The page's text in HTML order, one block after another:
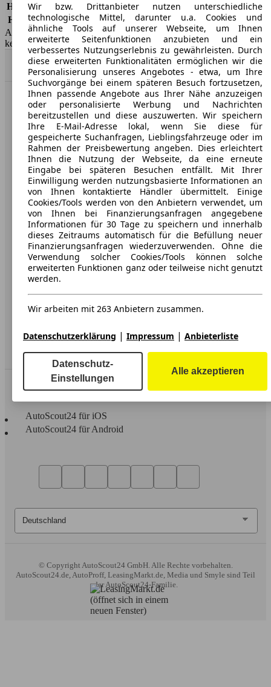
Haftpflicht
-
HSN/TSN 8566/ABA, 8566/AQV
AutoScout24 GmbH übernimmt für die Richtigkeit der Angaben
keine Gewähr.
Nach Oben
AutoScout24: Europaweit der größte Online-Automarkt.
Unternehmen
Über AutoScout24
Presse
Karriere
Werbung
AGB
Datenschutz
Erklärung zur Barrierefreiheit
Service
Händler
In Verbindung bleiben
AutoScout24 für iOS
AutoScout24 für Android
© Copyright AutoScout24 GmbH. Alle Rechte vorbehalten.
AutoScout24.de, AutoProff, LeasingMarkt.de, Media und Smyle sind Teil
der AutoScout24-Familie.
Wir bzw. Drittanbieter nutzen unterschiedliche
technologische Mittel, darunter u.a. Cookies und
ähnliche Tools auf unserer Webseite, um Ihnen
erweiterte Seitenfunktionen anzubieten und ein
verbessertes Nutzungserlebnis zu gewährleisten. Durch
diese erweiterten Funktionalitäten ermöglichen wir die
Personalisierung unseres Angebotes - etwa, um Ihre
Suchvorgänge bei einem späteren Besuch fortzusetzen,
Ihnen passende Angebote aus Ihrer Nähe anzuzeigen
oder personalisierte Werbung und Nachrichten
bereitzustellen und diese auszuwerten. Wir speichern
Ihre E-Mail-Adresse lokal, wenn Sie diese für
gespeicherte Suchanfragen, Lieblingsfahrzeuge oder im
Rahmen der Preisbewertung angeben. Dies erleichtert
Ihnen die Nutzung der Webseite, da eine erneute
Eingabe bei späteren Besuchen entfällt. Mit Ihrer
Einwilligung werden nutzungsbasierte Informationen an
von Ihnen kontaktierte Händler übermittelt. Einige
Cookies/Tools werden von den Anbietern verwendet, um
von Ihnen bei Finanzierungsanfragen angegebene
Informationen für 30 Tage zu speichern und innerhalb
dieses Zeitraums automatisch für die Befüllung neuer
Finanzierungsanfragen wiederzuverwenden. Ohne die
Verwendung solcher Cookies/Tools können solche
erweiterten Funktionen ganz oder teilweise nicht genutzt
werden.
Wir arbeiten mit 263 Anbietern zusammen.
Datenschutzerklärung | Impressum | Anbieterliste
Datenschutz-
Einstellungen
Alle akzeptieren